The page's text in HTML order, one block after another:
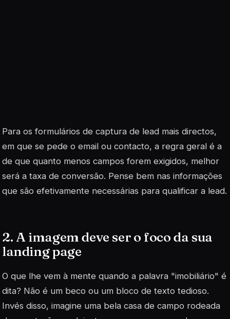
Para os formulários de captura de lead mais directos,
em que se pede o email ou contacto, a regra geral é a
de que quanto menos campos forem exigidos, melhor
será a taxa de conversão. Pense bem nas informações
que são efetivamente necessárias para qualificar a lead.
2. A imagem deve ser o foco da sua
landing page
O que lhe vem à mente quando a palavra "imobiliário" é
dita? Não é um beco ou um bloco de texto tedioso.
Invés disso, imagine uma bela casa de campo rodeada